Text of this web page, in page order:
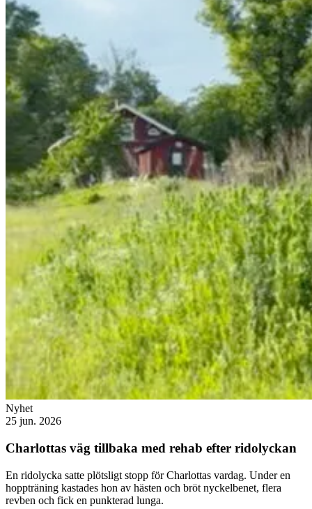
Nyhet
25 jun. 2026
Charlottas väg tillbaka med rehab efter ridolyckan
En ridolycka satte plötsligt stopp för Charlottas vardag. Under en
hoppträning kastades hon av hästen och bröt nyckelbenet, flera
revben och fick en punkterad lunga.